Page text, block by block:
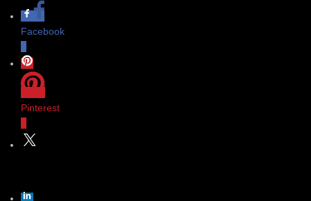
Facebook
Pinterest